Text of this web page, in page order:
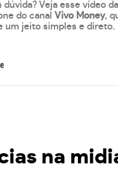
Veja esse vídeo da
do canalVivo Money,
um jeito simples e direto.
na